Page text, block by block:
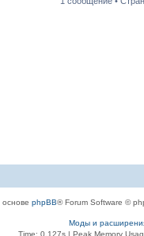
phpBB® Forum Software ©
Моды и
Time: 0.127s| Peak Memory